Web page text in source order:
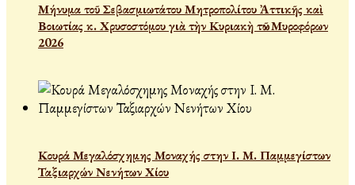
Μήνυμα τοῦ Σεβασμιωτάτου Μητροπολίτου Ἀττικῆς καὶ
Βοιωτίας κ. Χρυσοστόμου γιὰ τὴν Κυριακὴ τῶν Μυροφόρων
2026
Κουρά Μεγαλόσχημης Μοναχής στην Ι. Μ. Παμμεγίστων
Ταξιαρχών Νενήτων Χίου